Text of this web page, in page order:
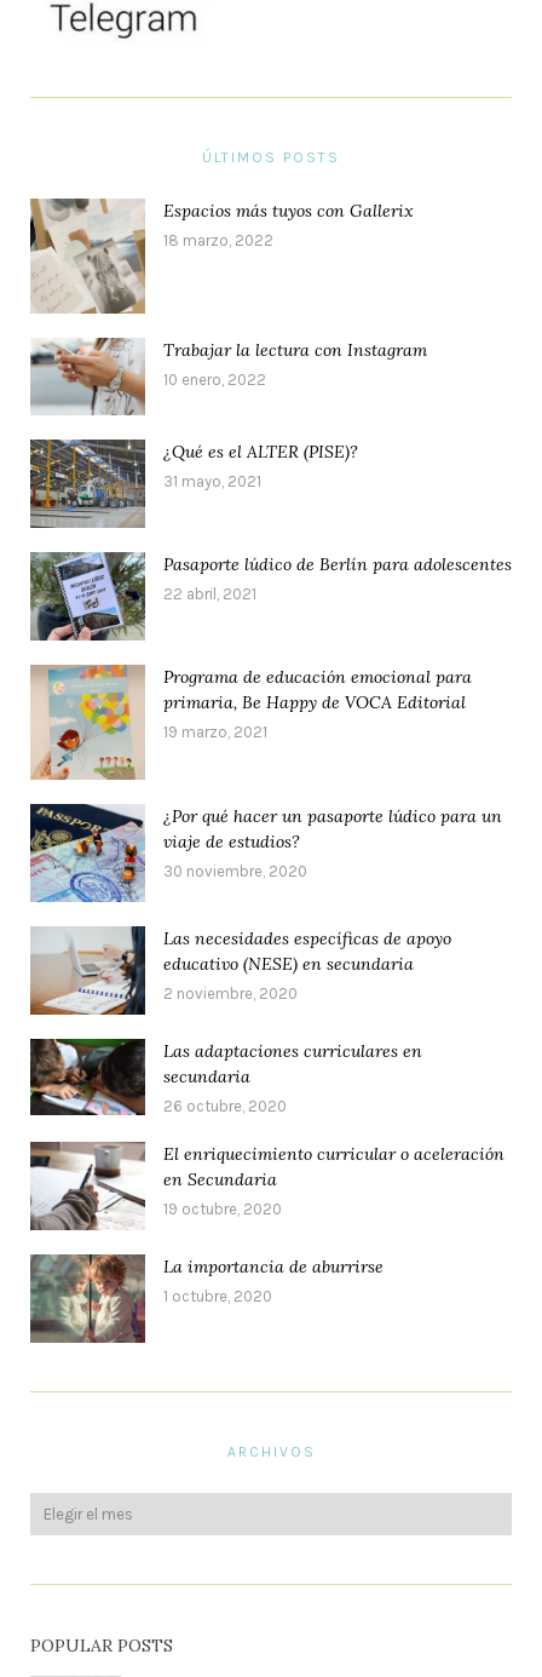
ÚLTIMOS POSTS
Espacios más tuyos con Gallerix
18 marzo, 2022
Trabajar la lectura con Instagram
10 enero, 2022
¿Qué es el ALTER (PISE)?
31 mayo, 2021
Pasaporte lúdico de Berlín para adolescentes
22 abril, 2021
Programa de educación emocional para
primaria, Be Happy de VOCA Editorial
19 marzo, 2021
¿Por qué hacer un pasaporte lúdico para un
viaje de estudios?
30 noviembre, 2020
Las necesidades específicas de apoyo
educativo (NESE) en secundaria
2 noviembre, 2020
Las adaptaciones curriculares en
secundaria
26 octubre, 2020
El enriquecimiento curricular o aceleración
en Secundaria
19 octubre, 2020
La importancia de aburrirse
1 octubre, 2020
ARCHIVOS
POPULAR POSTS